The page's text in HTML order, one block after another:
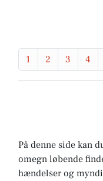
1 2 3 4
På denne side kan
omegn løbende
hændelser og